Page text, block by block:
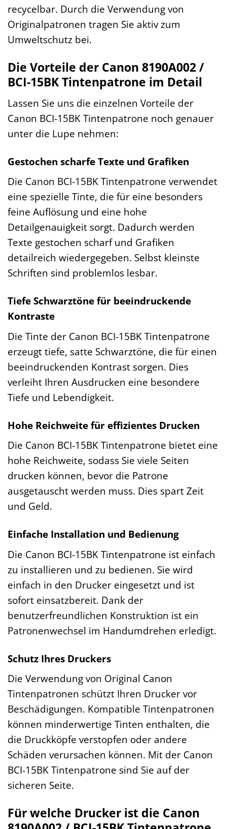
recycelbar. Durch die Verwendung von
Originalpatronen tragen Sie aktiv zum
Umweltschutz bei.
Die Vorteile der Canon 8190A002 /
BCI-15BK Tintenpatrone im Detail
Lassen Sie uns die einzelnen Vorteile der
Canon BCI-15BK Tintenpatrone noch genauer
unter die Lupe nehmen:
Gestochen scharfe Texte und Grafiken
Die Canon BCI-15BK Tintenpatrone verwendet
eine spezielle Tinte, die für eine besonders
feine Auflösung und eine hohe
Detailgenauigkeit sorgt. Dadurch werden
Texte gestochen scharf und Grafiken
detailreich wiedergegeben. Selbst kleinste
Schriften sind problemlos lesbar.
Tiefe Schwarztöne für beeindruckende
Kontraste
Die Tinte der Canon BCI-15BK Tintenpatrone
erzeugt tiefe, satte Schwarztöne, die für einen
beeindruckenden Kontrast sorgen. Dies
verleiht Ihren Ausdrucken eine besondere
Tiefe und Lebendigkeit.
Hohe Reichweite für effizientes Drucken
Die Canon BCI-15BK Tintenpatrone bietet eine
hohe Reichweite, sodass Sie viele Seiten
drucken können, bevor die Patrone
ausgetauscht werden muss. Dies spart Zeit
und Geld.
Einfache Installation und Bedienung
Die Canon BCI-15BK Tintenpatrone ist einfach
zu installieren und zu bedienen. Sie wird
einfach in den Drucker eingesetzt und ist
sofort einsatzbereit. Dank der
benutzerfreundlichen Konstruktion ist ein
Patronenwechsel im Handumdrehen erledigt.
Schutz Ihres Druckers
Die Verwendung von Original Canon
Tintenpatronen schützt Ihren Drucker vor
Beschädigungen. Kompatible Tintenpatronen
können minderwertige Tinten enthalten, die
die Druckköpfe verstopfen oder andere
Schäden verursachen können. Mit der Canon
BCI-15BK Tintenpatrone sind Sie auf der
sicheren Seite.
Für welche Drucker ist die Canon